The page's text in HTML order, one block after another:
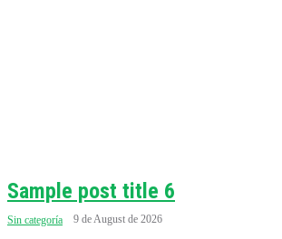
Sample post title 6
Sin categoría 9 de August de 2026